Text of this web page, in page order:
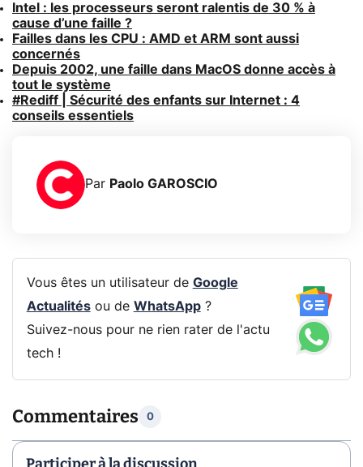
Intel : les processeurs seront ralentis de 30 % à
cause d’une faille ?
Failles dans les CPU : AMD et ARM sont aussi
concernés
Depuis 2002, une faille dans MacOS donne accès à
tout le système
#Rediff | Sécurité des enfants sur Internet : 4
conseils essentiels
Par Paolo GAROSCIO
Vous êtes un utilisateur de Google
Actualitésou de WhatsApp?
Suivez-nous pour ne rien rater de l'actu
tech !
Commentaires 0